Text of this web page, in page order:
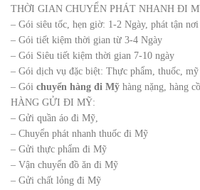
THỜI GIAN CHUYỂN PHÁT NHANH ĐI
– Gói siêu tốc, hẹn giờ: 1-2 Ngày, phát tận
– Gói tiết kiệm thời gian từ 3-4 Ngày
– Gói Siêu tiết kiệm thời gian 7-10 ngày
– Gói dịch vụ đặc biệt: Thực phẩm, thuốc, mỹ
– Gói chuyển hàng đi Mỹ hàng nặng, hàng
HÀNG GỬI ĐI MỸ:
– Gửi quần áo đi Mỹ,
– Chuyển phát nhanh thuốc đi Mỹ
– Gửi thực phẩm đi Mỹ
– Vận chuyển đồ ăn đi Mỹ
– Gửi chất lỏng đi Mỹ